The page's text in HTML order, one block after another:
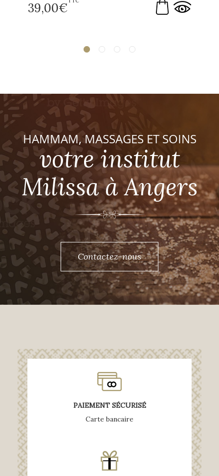
39,00€
HAMMAM, MASSAGES ET SOINS
votre institut
Milissa à Angers
Contactez-nous
PAIEMENT SÉCURISÉ
Carte bancaire